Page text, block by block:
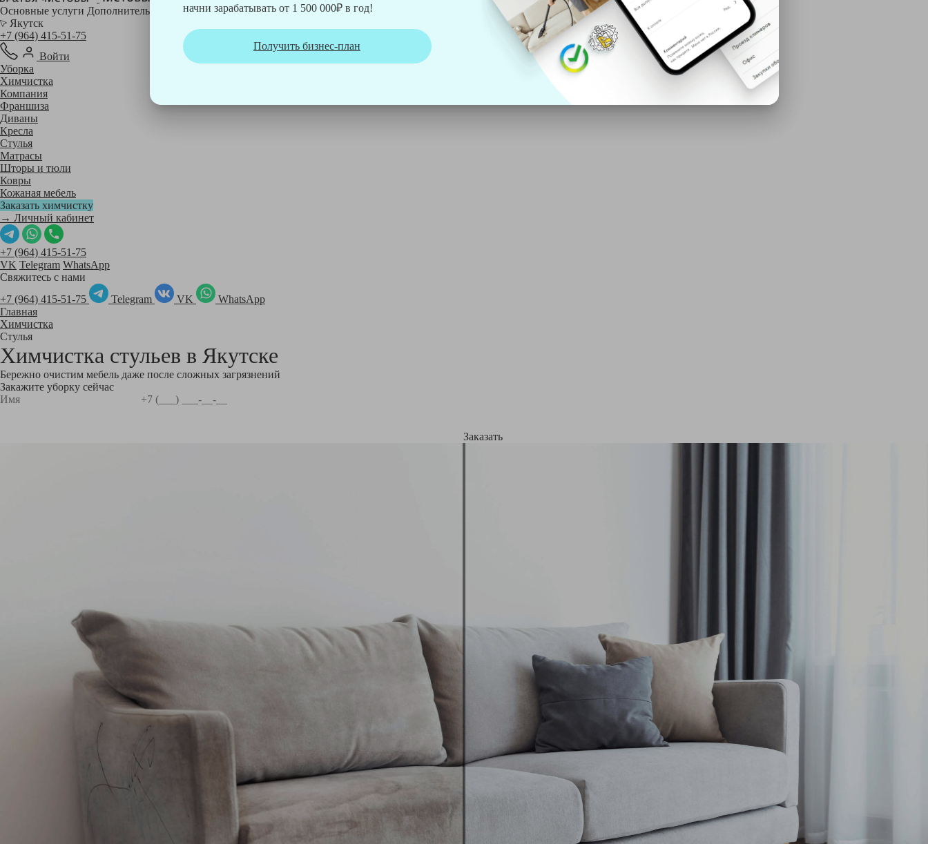
начни зарабатывать от 1 500 000₽ в год!
Получить бизнес-план
Основные услуги Дополнительные
Якутск
+7 (964) 415-51-75
Войти
Уборка
Химчистка
Компания
Франшиза
Диваны
Кресла
Стулья
Матрасы
Шторы и тюли
Ковры
Кожаная мебель
Заказать химчистку
→ Личный кабинет
+7 (964) 415-51-75
VK Telegram WhatsApp
Свяжитесь с нами
+7 (964) 415-51-75
Telegram VK
WhatsApp
Главная
Химчистка
Стулья
Химчистка стульев в Якутске
Бережно очистим мебель даже после сложных загрязнений
Закажите уборку сейчас
Заказать